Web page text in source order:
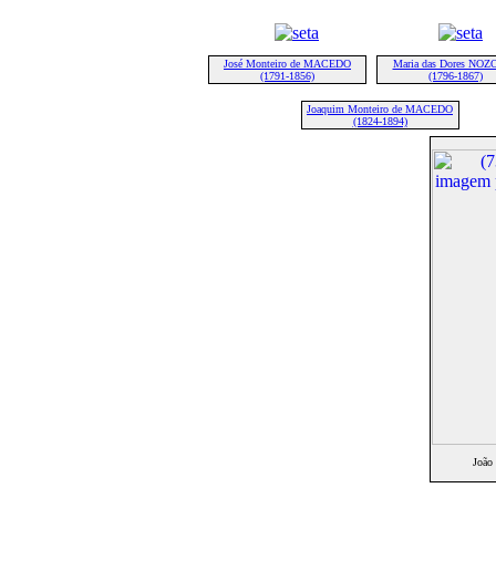
José Monteiro de MACEDO
(1791-1856)
Maria das Dores
(1796-1867)
Joaquim Monteiro de MACEDO
(1824-1894)